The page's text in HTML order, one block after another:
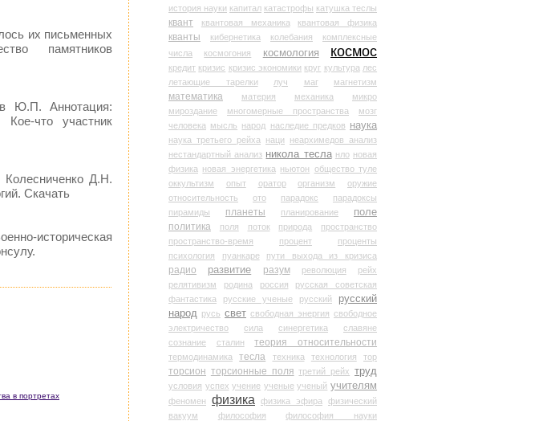
их письменных
памятников
Ю.П. Аннотация:
Кое-что участник
Д.Н.
Скачать
историческая
в портретах
история науки капитал катастрофы катушка теслы
квант квантовая механика квантовая физика
кванты кибернетика колебания
комплексные
числа
космогония космология космос
кредит кризис кризис экономики круг культура лес
летающие тарелки
луч маг магнетизм
математика материя механика
микро
мироздание
многомерные пространства
мозг
человека мысль народ наследие предков наука
наука третьего рейха наци
неархимедов анализ
нестандартный анализ никола тесла нло новая
физика новая энергетика ньютон общество туле
оккультизм
опыт оратор организм
оружие
относительность
ото парадокс
парадоксы
пирамиды
планеты планирование
поле
политика
поля поток природа
пространство
пространство-время
процент
проценты
психология
пуанкаре пути выхода из кризиса
радио развитие разум революция
рейх
релятивизм
родина россия
русская советская
фантастика
русские ученые русский
русский
народ русь свет свободная энергия свободное
электричество
сила синергетика
славяне
сознание
сталин теория относительности
термодинамика тесла техника технология тор
торсион торсионные поля третий рейх труд
условия успех учение ученые ученый учителям
феномен физика физика эфира
физический
вакуум
философия философия науки